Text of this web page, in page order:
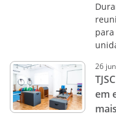
26
em